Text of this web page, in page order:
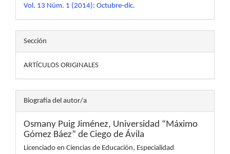
Vol. 13 Núm. 1 (2014): Octubre-dic.
Sección
ARTÍCULOS ORIGINALES
Biografía del autor/a
Osmany Puig Jiménez, Universidad “Máximo
Gómez Báez” de Ciego de Ávila
Licenciado en Ciencias de Educación, Especialidad